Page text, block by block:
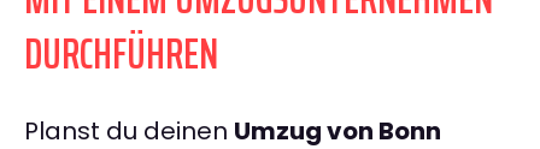
DURCHFÜHREN
Planst du deinen Umzug von Bonn